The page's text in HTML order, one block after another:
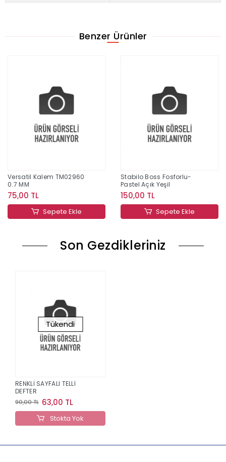
Benzer Ürünler
Versatil Kalem TM02960
0.7 MM
75,00 TL
Sepete Ekle
Stabilo Boss Fosforlu-
Pastel Açık Yeşil
150,00 TL
Sepete Ekle
Son Gezdikleriniz
Tükendi
RENKLİ SAYFALI TELLİ
DEFTER
90,00 TL 63,00 TL
Stokta Yok